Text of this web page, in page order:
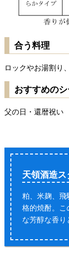
合う料理
ロックやお湯割り
おすすめの
父の日・還暦祝い
天領酒造
粕、米麹、飛
格的焼酎。こ
な芳醇な香り